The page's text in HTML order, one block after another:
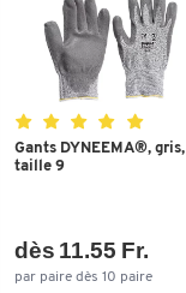
Gants DYNEEMA®, gris,
taille 9
dès 11.55 Fr.
par paire dès 10 paire